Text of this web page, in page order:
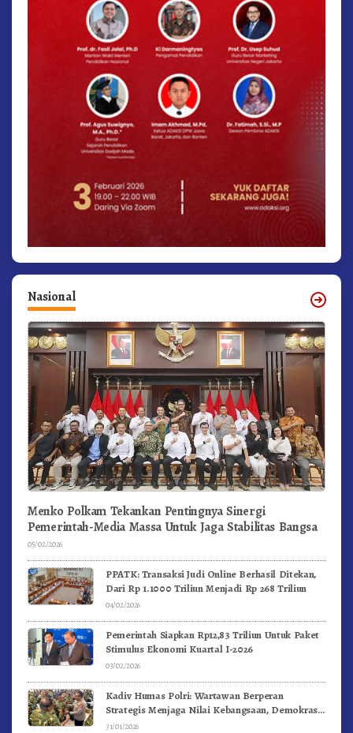
Nasional
Menko Polkam Tekankan Pentingnya Sinergi
Pemerintah-Media Massa Untuk Jaga Stabilitas Bangsa
05/02/2026
PPATK: Transaksi Judi Online Berhasil Ditekan,
Dari Rp 1.1000 Triliun Menjadi Rp 268 Triliun
04/02/2026
Pemerintah Siapkan Rp12,83 Triliun Untuk Paket
Stimulus Ekonomi Kuartal I-2026
03/02/2026
Kadiv Humas Polri: Wartawan Berperan
Strategis Menjaga Nilai Kebangsaan, Demokrasi,
dan NKRI
31/01/2026